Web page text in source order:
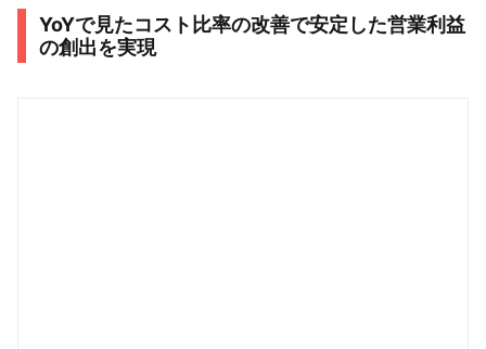
YoYで見たコスト比率の改善で安定した営業利益
の創出を実現